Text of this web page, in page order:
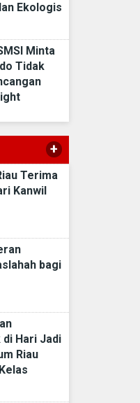
Ekologis
Minta
Tidak
+
Terima
Kanwil
bagi
Hari Jadi
Riau